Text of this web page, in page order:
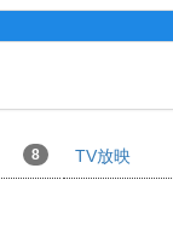
8 TV放映